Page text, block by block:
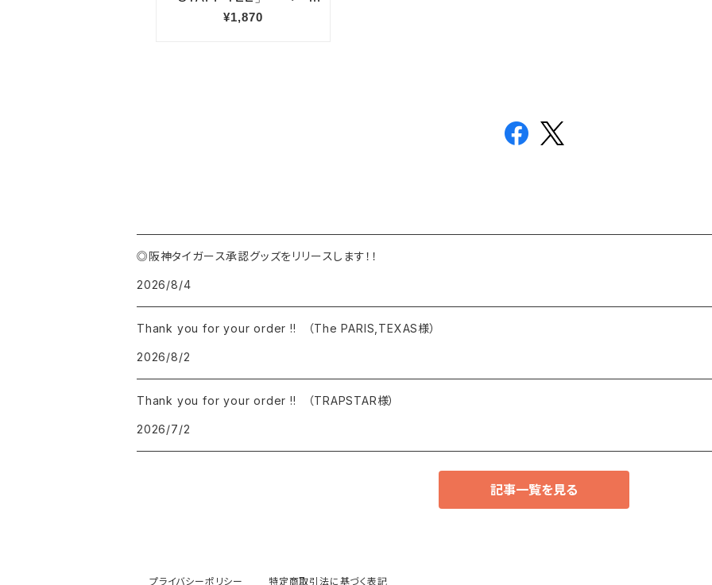
◎阪神タイガース承認グッズをリリースします！！
2026/8/4
Thank you for your order !! （The PARIS,TEXAS様）
2026/8/2
Thank you for your order !! （TRAPSTAR様）
2026/7/2
記事一覧を見る
プライバシーポリシー 特定商取引法に基づく表記